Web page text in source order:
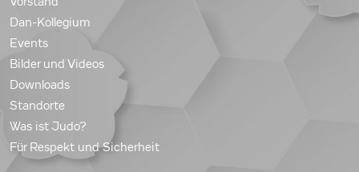
Dan-Kollegium
Events
Bilder und Videos
Downloads
Standorte
Was ist Judo?
Für Respekt und Sicherheit